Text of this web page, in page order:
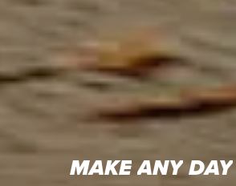
MAKE ANY DAY